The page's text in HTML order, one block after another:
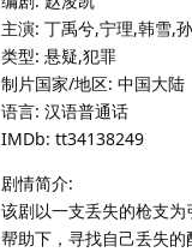
主演: 丁禹兮,宁理,韩雪,
类型: 悬疑,犯罪
制片国家/地区: 中国大陆
语言: 汉语普通话
IMDb: tt34138249
剧情简介:
该剧以一支丢失的枪支
帮助下，寻找自己丢失